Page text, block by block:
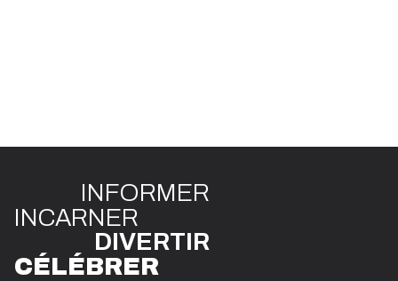
INFORMER
INCARNER
DIVERTIR
CÉLÉBRER